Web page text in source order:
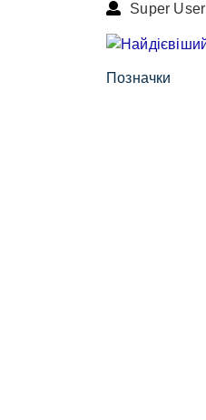
Super User
Позначки